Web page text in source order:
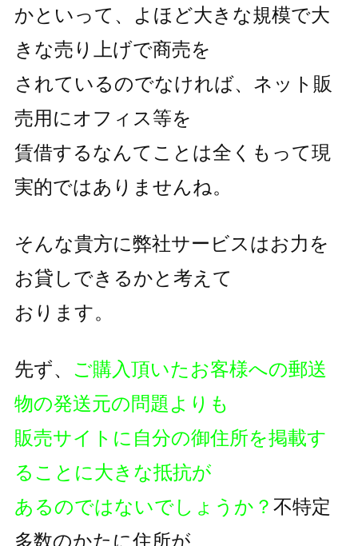
かといって、よほど大きな規模で大
きな売り上げで商売を
されているのでなければ、ネット販
売用にオフィス等を
賃借するなんてことは全くもって現
実的ではありませんね。
そんな貴方に弊社サービスはお力を
お貸しできるかと考えて
おります。
先ず、 ご購入頂いたお客様への郵送
物の発送元の問題よりも
販売サイトに自分の御住所を掲載す
ることに大きな抵抗が
あるのではないでしょうか？ 不特定
多数のかたに住所が